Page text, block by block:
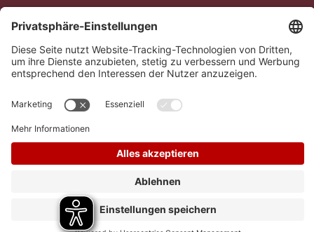
Folge uns
Copyright © Schwartauer Werke 2026